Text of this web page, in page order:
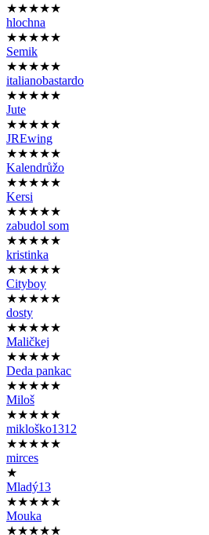
★★★★★
hlochna
★★★★★
Semik
★★★★★
italianobastardo
★★★★★
Jute
★★★★★
JREwing
★★★★★
Kalendrůžo
★★★★★
Kersi
★★★★★
zabudol som
★★★★★
kristinka
★★★★★
Cityboy
★★★★★
dosty
★★★★★
Maličkej
★★★★★
Deda pankac
★★★★★
Miloš
★★★★★
mikloško1312
★★★★★
mirces
★
Mladý13
★★★★★
Mouka
★★★★★